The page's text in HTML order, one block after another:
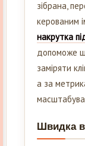
зібрана,
керованим
накрутка
допоможе
заміряти
а за
Швидка